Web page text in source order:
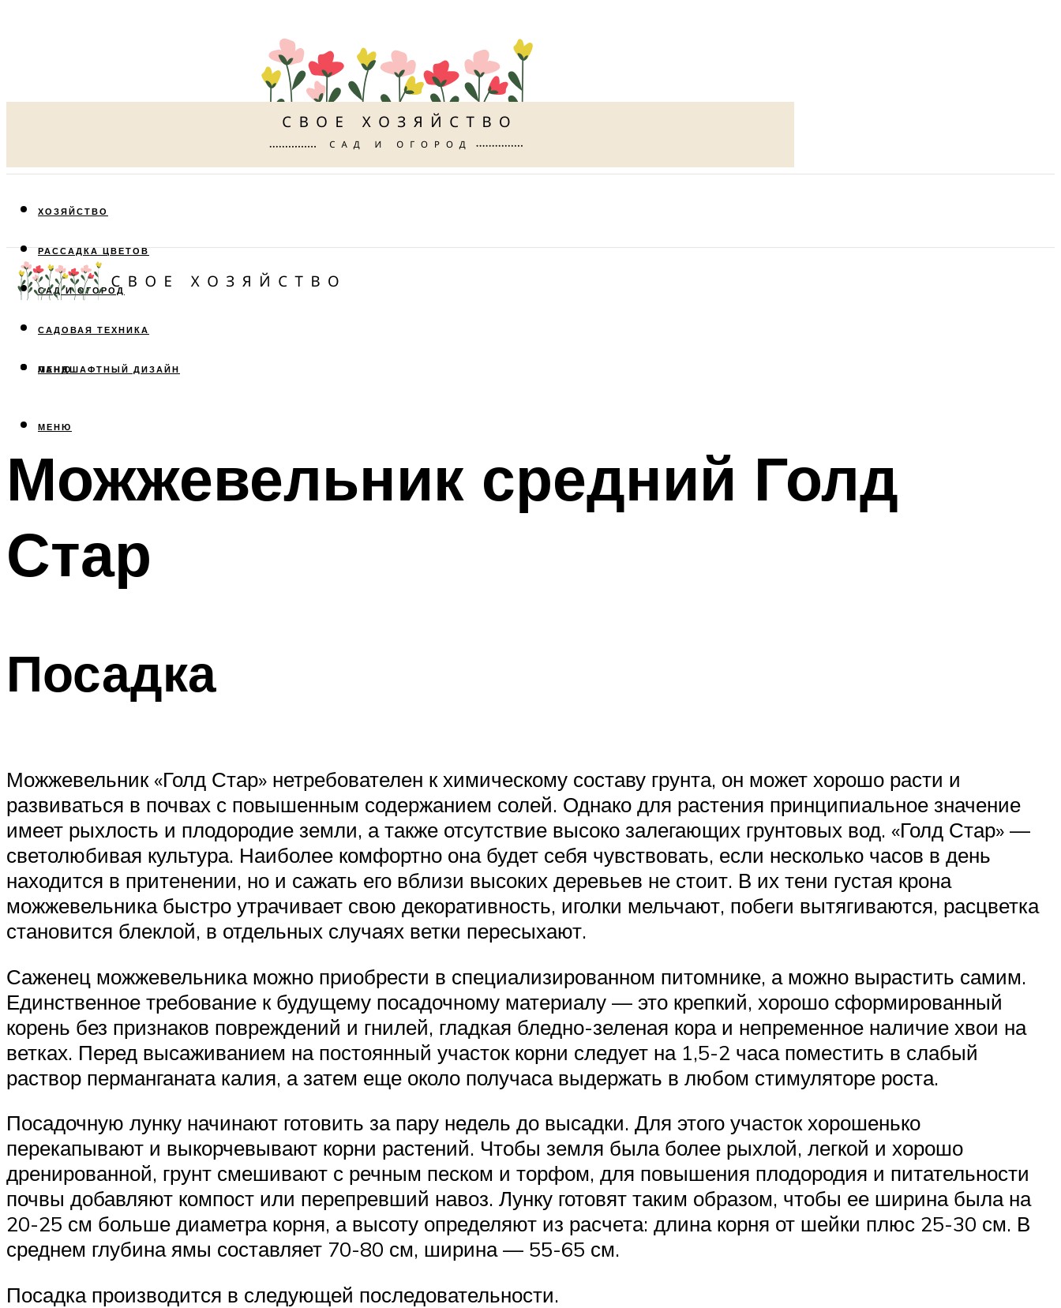
ХОЗЯЙСТВО
РАССАДКА ЦВЕТОВ
САД И ОГОРОД
САДОВАЯ ТЕХНИКА
ЛАНДШАФТНЫЙ ДИЗАЙН
МЕНЮ
МЕНЮ
Можжевельник средний Голд
Стар
Посадка
Можжевельник «Голд Стар» нетребователен к химическому составу грунта, он может хорошо расти и
развиваться в почвах с повышенным содержанием солей. Однако для растения принципиальное значение
имеет рыхлость и плодородие земли, а также отсутствие высоко залегающих грунтовых вод. «Голд Стар» —
светолюбивая культура. Наиболее комфортно она будет себя чувствовать, если несколько часов в день
находится в притенении, но и сажать его вблизи высоких деревьев не стоит. В их тени густая крона
можжевельника быстро утрачивает свою декоративность, иголки мельчают, побеги вытягиваются, расцветка
становится блеклой, в отдельных случаях ветки пересыхают.
Саженец можжевельника можно приобрести в специализированном питомнике, а можно вырастить самим.
Единственное требование к будущему посадочному материалу — это крепкий, хорошо сформированный
корень без признаков повреждений и гнилей, гладкая бледно-зеленая кора и непременное наличие хвои на
ветках. Перед высаживанием на постоянный участок корни следует на 1,5-2 часа поместить в слабый
раствор перманганата калия, а затем еще около получаса выдержать в любом стимуляторе роста.
Посадочную лунку начинают готовить за пару недель до высадки. Для этого участок хорошенько
перекапывают и выкорчевывают корни растений. Чтобы земля была более рыхлой, легкой и хорошо
дренированной, грунт смешивают с речным песком и торфом, для повышения плодородия и питательности
почвы добавляют компост или перепревший навоз. Лунку готовят таким образом, чтобы ее ширина была на
20-25 см больше диаметра корня, а высоту определяют из расчета: длина корня от шейки плюс 25-30 см. В
среднем глубина ямы составляет 70-80 см, ширина — 55-65 см.
Посадка производится в следующей последовательности.